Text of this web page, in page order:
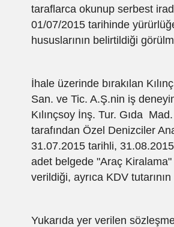
taraflarca okunup serbest
01/07/2015 tarihinde
hususlarının belirtildiği
İhale üzerinde bırakılan
San. ve Tic. A.Ş.nin iş
Kılınçsoy İnş. Tur. Gıda
tarafından Özel Denizciler
31.07.2015 tarihli,
adet belgede "Araç Kiralama"
verildiği, ayrıca KDV
Yukarıda yer verilen